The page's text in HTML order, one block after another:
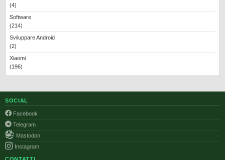
(4)
Software
(214)
Sviluppare Android
(2)
Xiaomi
(196)
SOCIAL
Facebook
Telegram
Mastodon
Instagram